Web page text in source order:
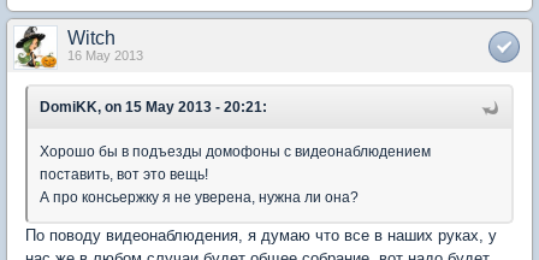
Witch
16 May 2013
DomiKK, on 15 May 2013 - 20:21:
Хорошо бы в подъезды домофоны с видеонаблюдением
поставить, вот это вещь!
А про консьержку я не уверена, нужна ли она?
По поводу видеонаблюдения, я думаю что все в наших руках, у